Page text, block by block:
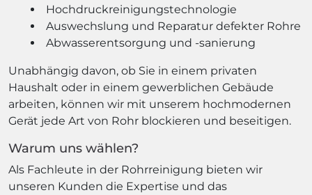
Hochdruckreinigungstechnologie
Auswechslung und Reparatur defekter Rohre
Abwasserentsorgung und -sanierung
Unabhängig davon, ob Sie in einem privaten
Haushalt oder in einem gewerblichen Gebäude
arbeiten, können wir mit unserem hochmodernen
Gerät jede Art von Rohr blockieren und beseitigen.
Warum uns wählen?
Als Fachleute in der Rohrreinigung bieten wir
unseren Kunden die Expertise und das